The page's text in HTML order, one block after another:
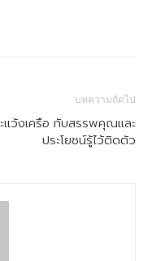
บทความถัดไป
แว้งเครือ กับสรรพคุณและ
ประโยชน์รู้ไว้ติดตัว